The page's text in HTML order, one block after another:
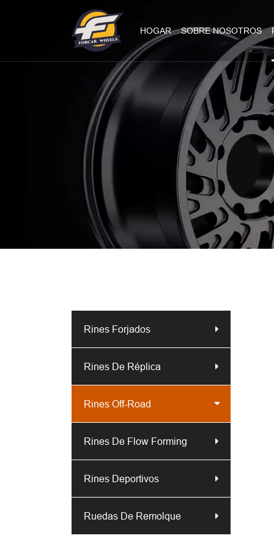
HOGAR SOBRE NOSOTROS
Rines Forjados
Rines De Réplica
Rines Off-Road
Rines De Flow Forming
Rines Deportivos
Ruedas De Remolque